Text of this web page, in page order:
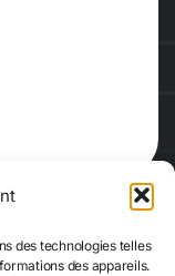
des technologies telles
des appareils.